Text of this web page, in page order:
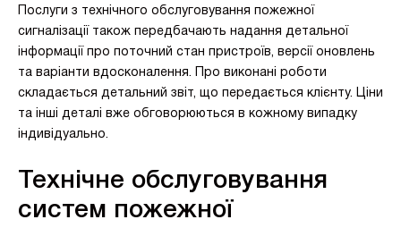
Послуги з технічного обслуговування пожежної
сигналізації також передбачають надання детальної
інформації про поточний стан пристроїв, версії оновлень
та варіанти вдосконалення. Про виконані роботи
складається детальний звіт, що передається клієнту. Ціни
та інші деталі вже обговорюються в кожному випадку
індивідуально.
Технічне обслуговування
систем пожежної